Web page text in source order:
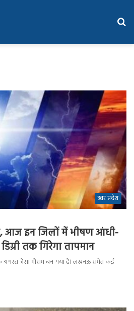
उत्तर प्रदेश
आज इन जिलों में भीषण आंधी-
तक गिरेगा तापमान
अगस्त जैसा मौसम बन गया है। लखनऊ समेत कई